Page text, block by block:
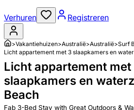
Verhuren Registreren
>Vakantiehuizen>Australië>Australië>Surf
Licht appartement met 3 slaapkamers en
Licht appartement met
slaapkamers en
Beach
Fab 3-Bed Stay with Great Outdoors &